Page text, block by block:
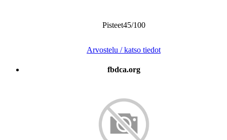
Pisteet45/100
Arvostelu / katso tiedot
fbdca.org